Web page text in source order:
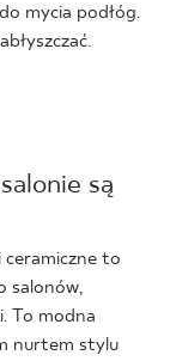
mycia podłóg.
są
to
salonów,
To modna
nurtem stylu